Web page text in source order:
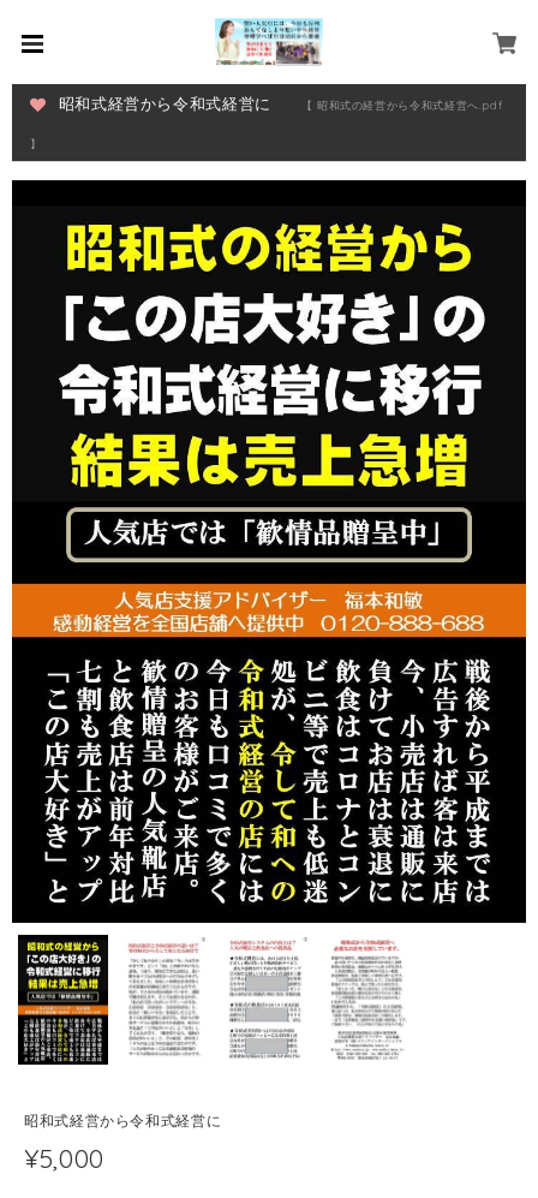
昭和式経営から令和式経営に 【 昭和式の経営から令和式経営へ.pdf
】
昭和式経営から令和式経営に
¥5,000